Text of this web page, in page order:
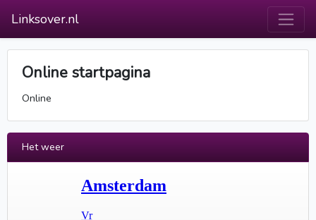
Linksover.nl
Online startpagina
Online
Het weer